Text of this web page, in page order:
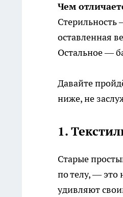
Чем
Стерильность
оставленная
Остальное —
Давайте
ниже, не
1.
Старые
по телу, — это
удивляют